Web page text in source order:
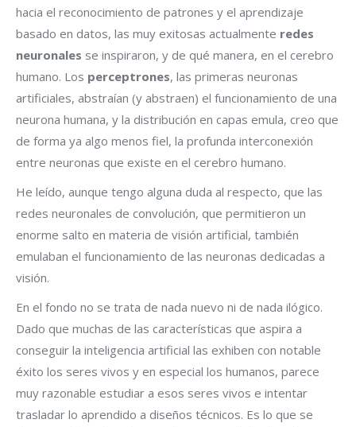
hacia el reconocimiento de patrones y el aprendizaje
basado en datos, las muy exitosas actualmente redes
neuronales se inspiraron, y de qué manera, en el cerebro
humano. Los perceptrones, las primeras neuronas
artificiales, abstraían (y abstraen) el funcionamiento de una
neurona humana, y la distribución en capas emula, creo que
de forma ya algo menos fiel, la profunda interconexión
entre neuronas que existe en el cerebro humano.
He leído, aunque tengo alguna duda al respecto, que las
redes neuronales de convolución, que permitieron un
enorme salto en materia de visión artificial, también
emulaban el funcionamiento de las neuronas dedicadas a
visión.
En el fondo no se trata de nada nuevo ni de nada ilógico.
Dado que muchas de las características que aspira a
conseguir la inteligencia artificial las exhiben con notable
éxito los seres vivos y en especial los humanos, parece
muy razonable estudiar a esos seres vivos e intentar
trasladar lo aprendido a diseños técnicos. Es lo que se